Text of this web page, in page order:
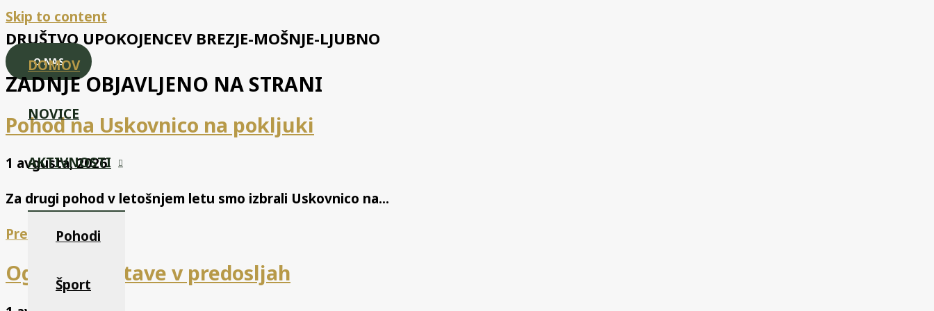
Skip to content
DOMOV
NOVICE
AKTIVNOSTI
Pohodi
Šport
DRUŠTVO UPOKOJENCEV BREZJE-MOŠNJE-LJUBNO
O NAS
ZADNJE OBJAVLJENO NA STRANI
Pohod na Uskovnico na pokljuki
1 avgusta, 2026
Za drugi pohod v letošnjem letu smo izbrali Uskovnico na...
Preberi več
Ogled predstave v predosljah